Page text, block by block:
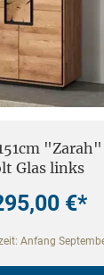
Glas links
€*
Anfang